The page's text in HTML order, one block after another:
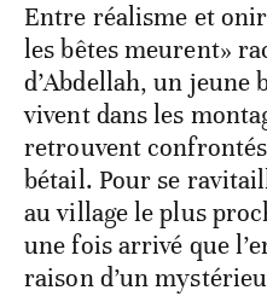
Entre réalisme et
les bêtes meurent»
d’Abdellah, un jeune
vivent dans les
retrouvent
bétail. Pour se
au village le plus
une fois arrivé que
raison d’un